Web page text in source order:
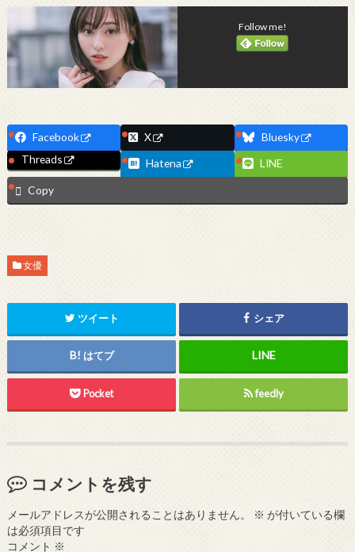
Follow me!
Facebook X
Bluesky
Threads
Hatena
LINE
Copy
女優
ツイート シェア
はてブ
Pocket feedly
コメントを残す
メールアドレスが公開されることはありません。 ※ が付いている欄
は必須項目です
コメント ※